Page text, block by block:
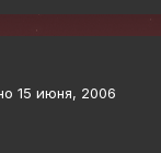
15 июня, 2006